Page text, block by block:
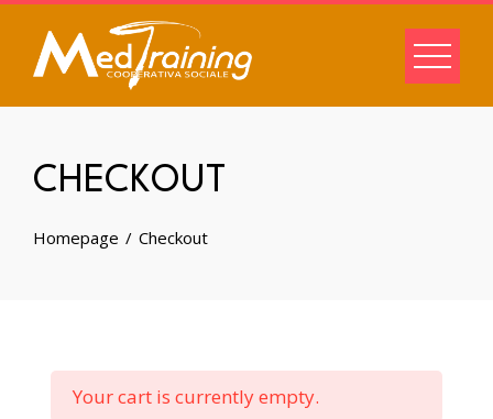
CHECKOUT
Homepage Checkout
Your cart is currently empty.